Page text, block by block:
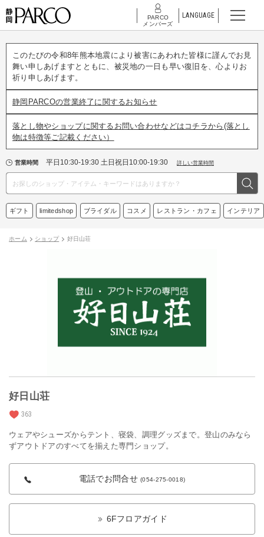
PARCO
メンバーズ
LANGUAGE
このたびの令和8年熊本地震により被害にあわれた皆様に謹んでお見
舞い申しあげますとともに、被災地の一日も早い復旧を、心よりお
祈り申しあげます。
静岡PARCOの営業終了に関するお知らせ
落とし物やショップに関するお問い合わせなどはコチラから(落とし
物は特徴等ご記載ください）
営業時間 平日10:30-19:30 土日祝日10:00-19:30 詳しい営業時間
ギフト limitedshop ブライダル コスメ レストラン・カフェ インテリア
ホーム ショップ 好日山荘
好日山荘
363
ウェアやシューズからテント、寝袋、調理グッズまで。登山のみなら
ずアウトドアのすべてを揃えた専門ショップ。
電話でお問合せ(054-275-0018)
6Fフロアガイド